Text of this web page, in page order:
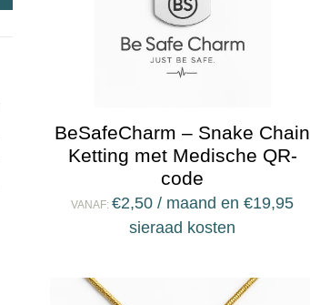
BeSafeCharm – Snake Chain
Ketting met Medische QR-
code
VANAF:€2,50 / maand en€19,95
sieraad kosten